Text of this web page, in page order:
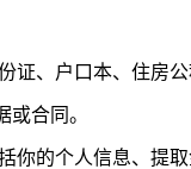
证、户口本、住房
合同。
的个人信息、提取